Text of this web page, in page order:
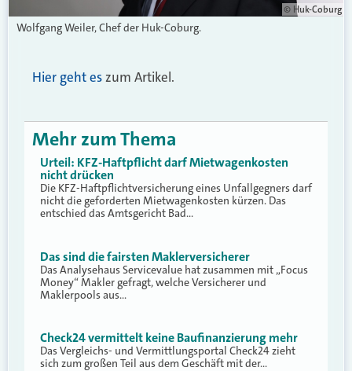
© Huk-Coburg
Wolfgang Weiler, Chef der Huk-Coburg.
Hier geht eszum Artikel.
Mehr zum Thema
Urteil: KFZ-Haftpflicht darf Mietwagenkosten
nicht drücken
Die KFZ-Haftpflichtversicherung eines Unfallgegners darf
nicht die geforderten Mietwagenkosten kürzen. Das
entschied das Amtsgericht Bad…
Das sind die fairsten Maklerversicherer
Das Analysehaus Servicevalue hat zusammen mit „Focus
Money“ Makler gefragt, welche Versicherer und
Maklerpools aus…
Check24 vermittelt keine Baufinanzierung mehr
Das Vergleichs- und Vermittlungsportal Check24 zieht
sich zum großen Teil aus dem Geschäft mit der…